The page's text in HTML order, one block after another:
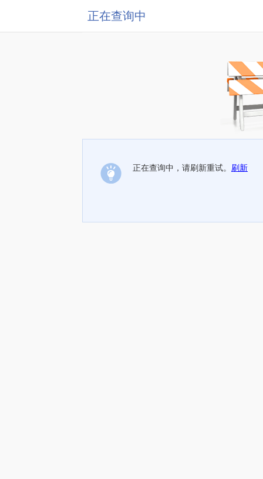
正在查询中
正在查询中，请刷新重试。 刷新